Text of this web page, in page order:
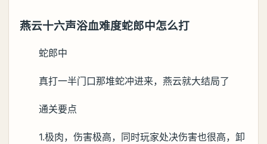
燕云十六声浴血难度蛇郎中怎么打
蛇郎中
真打一半门口那堆蛇冲进来，燕云就大结局了
通关要点
1.极肉，伤害极高，同时玩家处决伤害也很高，卸